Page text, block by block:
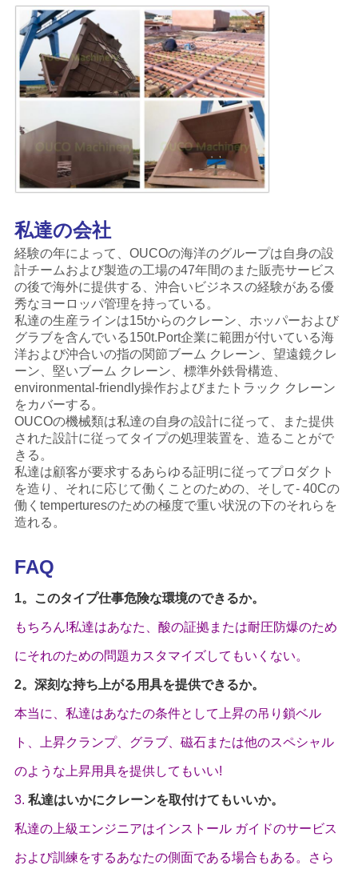
私達の会社
経験の年によって、OUCOの海洋のグループは自身の設
計チームおよび製造の工場の47年間のまた販売サービス
の後で海外に提供する、沖合いビジネスの経験がある優
秀なヨーロッパ管理を持っている。
私達の生産ラインは15tからのクレーン、ホッパーおよび
グラブを含んでいる150t.Port企業に範囲が付いている海
洋および沖合いの指の関節ブーム クレーン、望遠鏡クレ
ーン、堅いブーム クレーン、標準外鉄骨構造、
environmental-friendly操作およびまたトラック クレーン
をカバーする。
OUCOの機械類は私達の自身の設計に従って、また提供
された設計に従ってタイプの処理装置を、造ることがで
きる。
私達は顧客が要求するあらゆる証明に従ってプロダクト
を造り、それに応じて働くことのための、そして- 40Cの
働くtemperturesのための極度で重い状況の下のそれらを
造れる。
FAQ
1。このタイプ仕事危険な環境のできるか。
もちろん!私達はあなた、酸の証拠または耐圧防爆のため
にそれのための問題カスタマイズしてもいくない。
2。深刻な持ち上がる用具を提供できるか。
本当に、私達はあなたの条件として上昇の吊り鎖ベル
ト、上昇クランプ、グラブ、磁石または他のスペシャル
のような上昇用具を提供してもいい!
3. 私達はいかにクレーンを取付けてもいいか。
私達の上級エンジニアはインストール ガイドのサービス
および訓練をするあなたの側面である場合もある。さら